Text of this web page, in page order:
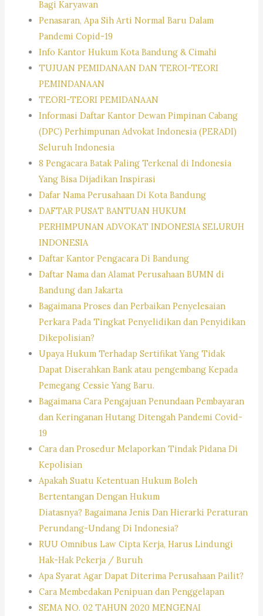
Bagi Karyawan
Penasaran, Apa Sih Arti Normal Baru Dalam
Pandemi Copid-19
Info Kantor Hukum Kota Bandung & Cimahi
TUJUAN PEMIDANAAN DAN TEROI-TEORI
PEMINDANAAN
TEORI-TEORI PEMIDANAAN
Informasi Daftar Kantor Dewan Pimpinan Cabang
(DPC) Perhimpunan Advokat Indonesia (PERADI)
Seluruh Indonesia
8 Pengacara Batak Paling Terkenal di Indonesia
Yang Bisa Dijadikan Inspirasi
Dafar Nama Perusahaan Di Kota Bandung
DAFTAR PUSAT BANTUAN HUKUM
PERHIMPUNAN ADVOKAT INDONESIA SELURUH
INDONESIA
Daftar Kantor Pengacara Di Bandung
Daftar Nama dan Alamat Perusahaan BUMN di
Bandung dan Jakarta
Bagaimana Proses dan Perbaikan Penyelesaian
Perkara Pada Tingkat Penyelidikan dan Penyidikan
Dikepolisian?
Upaya Hukum Terhadap Sertifikat Yang Tidak
Dapat Diserahkan Bank atau pengembang Kepada
Pemegang Cessie Yang Baru.
Bagaimana Cara Pengajuan Penundaan Pembayaran
dan Keringanan Hutang Ditengah Pandemi Covid-
19
Cara dan Prosedur Melaporkan Tindak Pidana Di
Kepolisian
Apakah Suatu Ketentuan Hukum Boleh
Bertentangan Dengan Hukum
Diatasnya? Bagaimana Jenis Dan Hierarki Peraturan
Perundang-Undang Di Indonesia?
RUU Omnibus Law Cipta Kerja, Harus Lindungi
Hak-Hak Pekerja / Buruh
Apa Syarat Agar Dapat Diterima Perusahaan Pailit?
Cara Membedakan Penipuan dan Penggelapan
SEMA NO. 02 TAHUN 2020 MENGENAI